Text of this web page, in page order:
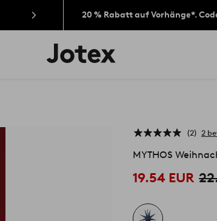
20 % Rabatt auf Vorhänge*.
Jotex-
Logo
2 2
MYTHOS
19.54 EUR